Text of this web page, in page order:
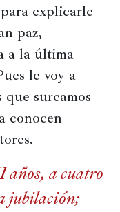
explicarle
paz,
a la última
le voy a
surcamos
conocen
años, a cuatro
jubilación;